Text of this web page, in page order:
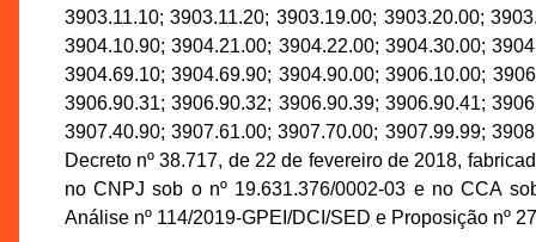
3903.11.10; 3903.11.20; 3903.19.00; 3903.20.00;
3904.10.90; 3904.21.00; 3904.22.00; 3904.30.00;
3904.69.10; 3904.69.90; 3904.90.00; 3906.10.00;
3906.90.31; 3906.90.32; 3906.90.39; 3906.90.41;
3907.40.90; 3907.61.00; 3907.70.00; 3907.99.99;
Decreto nº 38.717, de 22 de fevereiro de 2018,
no CNPJ sob o nº 19.631.376/0002-03 e no CCA
Análise nº 114/2019-GPEI/DCI/SED e Proposição nº